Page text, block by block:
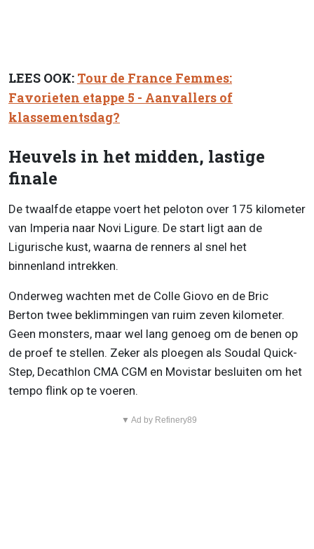
LEES OOK: Tour de France Femmes:
Favorieten etappe 5 - Aanvallers of
klassementsdag?
Heuvels in het midden, lastige
finale
De twaalfde etappe voert het peloton over 175 kilometer
van Imperia naar Novi Ligure. De start ligt aan de
Ligurische kust, waarna de renners al snel het
binnenland intrekken.
Onderweg wachten met de Colle Giovo en de Bric
Berton twee beklimmingen van ruim zeven kilometer.
Geen monsters, maar wel lang genoeg om de benen op
de proef te stellen. Zeker als ploegen als Soudal Quick-
Step, Decathlon CMA CGM en Movistar besluiten om het
tempo flink op te voeren.
▼ Ad by Refinery89